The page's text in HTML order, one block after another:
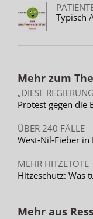
Typisch
Mehr zum
„DIESE
Protest gegen die
ÜBER 240 FÄLLE
West-Nil-Fieber in
MEHR HITZETOTE
Hitzeschutz: Was
Mehr aus